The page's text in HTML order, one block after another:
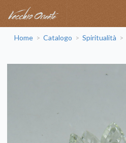
Home > Catalogo > Spiritualità >